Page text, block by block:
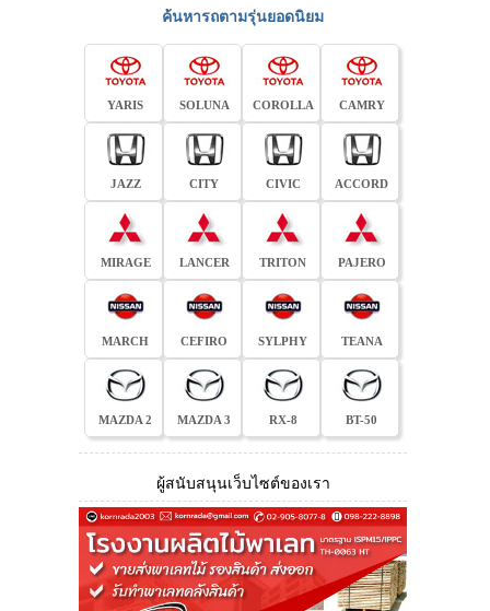
ค้นหารถตามรุ่นยอดนิยม
YARIS SOLUNA COROLLA CAMRY
JAZZ CITY CIVIC ACCORD
MIRAGE LANCER TRITON PAJERO
MARCH CEFIRO SYLPHY TEANA
MAZDA 2 MAZDA 3 RX-8 BT-50
ผู้สนับสนุนเว็บไซต์ของเรา